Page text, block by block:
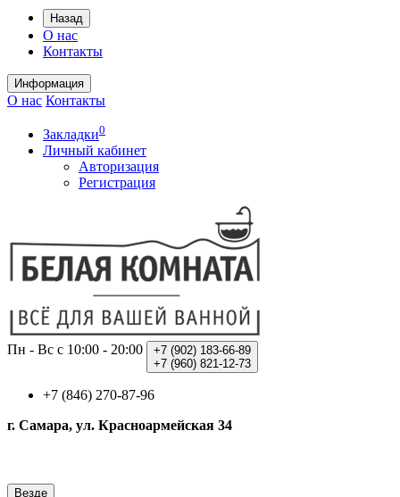
Назад
О нас
Контакты
Информация
О нас Контакты
Закладки0
Личный кабинет
Авторизация
Регистрация
Пн - Вс с 10:00 - 20:00 +7 (902) 183-66-89
+7 (960) 821-12-73
+7 (846) 270-87-96
г. Самара, ул. Красноармейская 34
Везде